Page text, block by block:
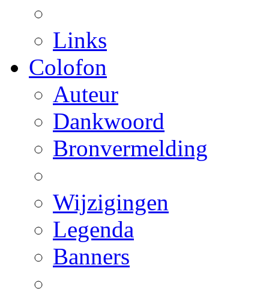
Links
Colofon
Auteur
Dankwoord
Bronvermelding
Wijzigingen
Legenda
Banners